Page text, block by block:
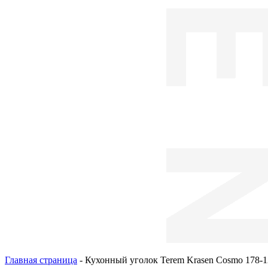
Главная страница - Кухонный уголок Terem Krasen Cosmo 178-